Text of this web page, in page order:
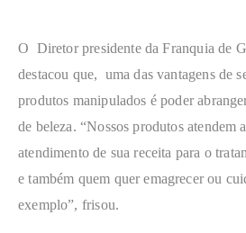
O Diretor presidente da Franquia de
destacou que, uma das vantagens de
produtos manipulados é poder
de beleza. “Nossos produtos atendem
atendimento de sua receita para o
e também quem quer emagrecer ou
exemplo”, frisou.